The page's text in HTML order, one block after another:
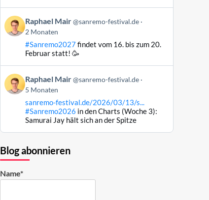
Beitrag
von
Raphael
Bluesky
ansehen
Raphael Mair @sanremo-festival.de
2 Monaten
#Sanremo2027findet vom 16. bis zum 20.
Februar statt! 🥳
Beitrag
von
Raphael
Raphael Mair @sanremo-festival.de
5 Monaten
sanremo-festival.de/2026/03/13/s...
#Sanremo2026 in den Charts (Woche 3):
Samurai Jay hält sich an der Spitze
Blog abonnieren
Name*